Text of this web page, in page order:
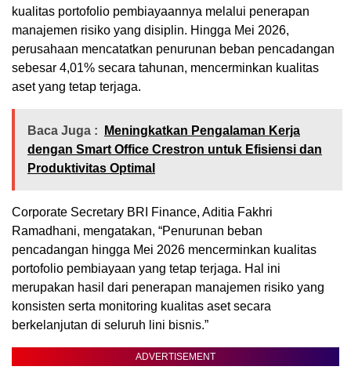
kualitas portofolio pembiayaannya melalui penerapan
manajemen risiko yang disiplin. Hingga Mei 2026,
perusahaan mencatatkan penurunan beban pencadangan
sebesar 4,01% secara tahunan, mencerminkan kualitas
aset yang tetap terjaga.
Baca Juga :
Meningkatkan Pengalaman Kerja
dengan Smart Office Crestron untuk Efisiensi dan
Produktivitas Optimal
Corporate Secretary BRI Finance, Aditia Fakhri
Ramadhani, mengatakan, “Penurunan beban
pencadangan hingga Mei 2026 mencerminkan kualitas
portofolio pembiayaan yang tetap terjaga. Hal ini
merupakan hasil dari penerapan manajemen risiko yang
konsisten serta monitoring kualitas aset secara
berkelanjutan di seluruh lini bisnis.”
ADVERTISEMENT